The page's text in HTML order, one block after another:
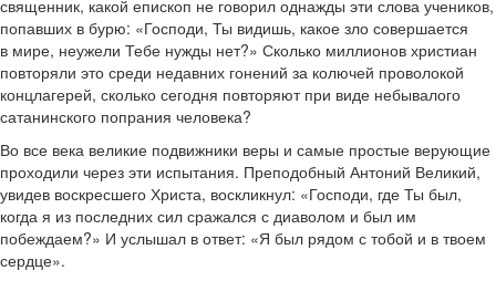
священник, какой епископ не говорил однажды эти слова учеников,
попавших в бурю: «Господи, Ты видишь, какое зло совершается
в мире, неужели Тебе нужды нет?» Сколько миллионов христиан
повторяли это среди недавних гонений за колючей проволокой
концлагерей, сколько сегодня повторяют при виде небывалого
сатанинского попрания человека?
Во все века великие подвижники веры и самые простые верующие
проходили через эти испытания. Преподобный Антоний Великий,
увидев воскресшего Христа, воскликнул: «Господи, где Ты был,
когда я из последних сил сражался с диаволом и был им
побеждаем?» И услышал в ответ: «Я был рядом с тобой и в твоем
сердце».